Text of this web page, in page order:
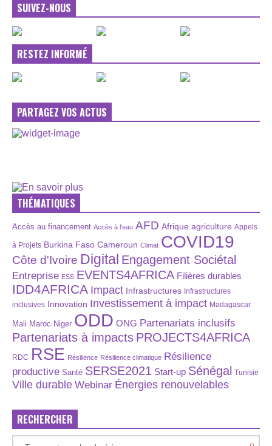
SUIVEZ-NOUS
RESTEZ INFORMÉ
PARTAGEZ VOS ACTUS
THÉMATIQUES
Accès au financement Accès à l’eau AFD Afrique agriculture Appels
à Projets Burkina Faso Cameroun Climat COVID19
Côte d'Ivoire Digital Engagement Sociétal
Entreprise ESS EVENTS4AFRICA Filières durables
IDD4AFRICA Impact Infrastructures Infrastructures
inclusives Innovation Investissement à impact Madagascar
Mali Maroc Niger ODD ONG Partenariats inclusifs
Partenariats à impacts PROJECTS4AFRICA
RDC RSE Résilience Résilience climatique Résilience
productive Santé SERSE2021 Start-up Sénégal Tunisie
Ville durable Webinar Énergies renouvelables
RECHERCHER